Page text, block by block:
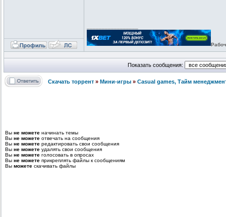
Показать сообщения:
Скачать торрент » Мини-игры » Сasual games, Тайм
Вы не можете начинать темы
Вы не можете отвечать на сообщения
Вы не можете редактировать свои сообщения
Вы не можете удалять свои сообщения
Вы не можете голосовать в опросах
Вы не можете прикреплять файлы к сообщениям
Вы можете скачивать файлы